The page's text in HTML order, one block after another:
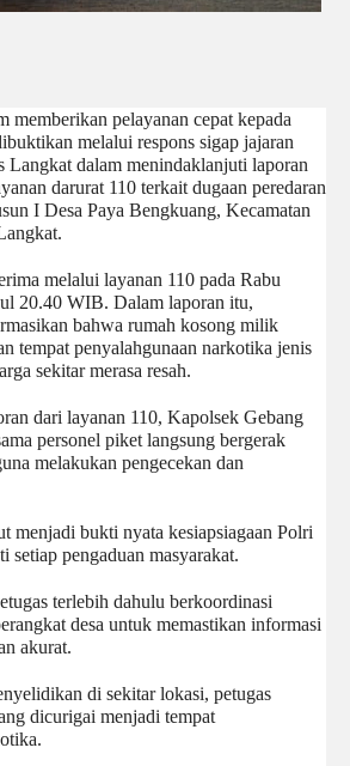
memberikan pelayanan cepat kepada
melalui respons sigap jajaran
Langkat dalam menindaklanjuti laporan
darurat 110 terkait dugaan peredaran
I Desa Paya Bengkuang, Kecamatan
melalui layanan 110 pada Rabu
20.40 WIB. Dalam laporan itu,
bahwa rumah kosong milik
tempat penyalahgunaan narkotika jenis
sekitar merasa resah.
dari layanan 110, Kapolsek Gebang
personel piket langsung bergerak
melakukan pengecekan dan
menjadi bukti nyata kesiapsiagaan Polri
setiap pengaduan masyarakat.
terlebih dahulu berkoordinasi
desa untuk memastikan informasi
akurat.
di sekitar lokasi, petugas
dicurigai menjadi tempat